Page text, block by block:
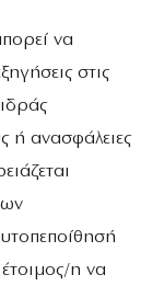
να
στις
ή ανασφάλειες
η να